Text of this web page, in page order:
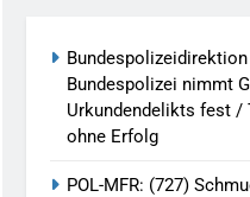
Verkehr /
Beendet /
Aufgefunden – Tierheim
Bundespolizei nimmt
Urkundendelikts fest /
ohne Erfolg
POL-MFR: (727)